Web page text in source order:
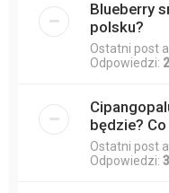
Blueberry
polsku?
Ostatni post
Odpowiedzi: 2
będzie?
Ostatni post
Odpowiedzi: 3